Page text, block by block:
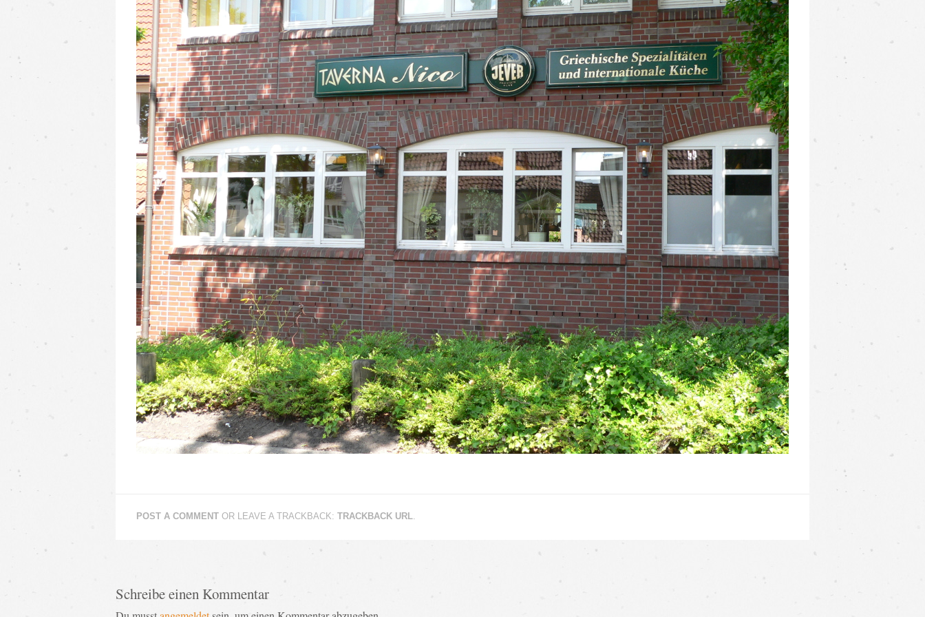
POST A COMMENTOR LEAVE A TRACKBACK: TRACKBACK URL.
Schreibe einen Kommentar